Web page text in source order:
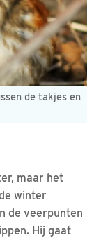
de takjes en
maar het
winter
de veerpunten
Hij gaat